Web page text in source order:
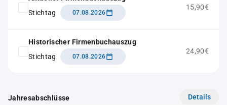
Stichtag
07.08.2026
15,90€
Historischer Firmenbuchauszug
Stichtag
07.08.2026
24,90€
Jahresabschlüsse Details